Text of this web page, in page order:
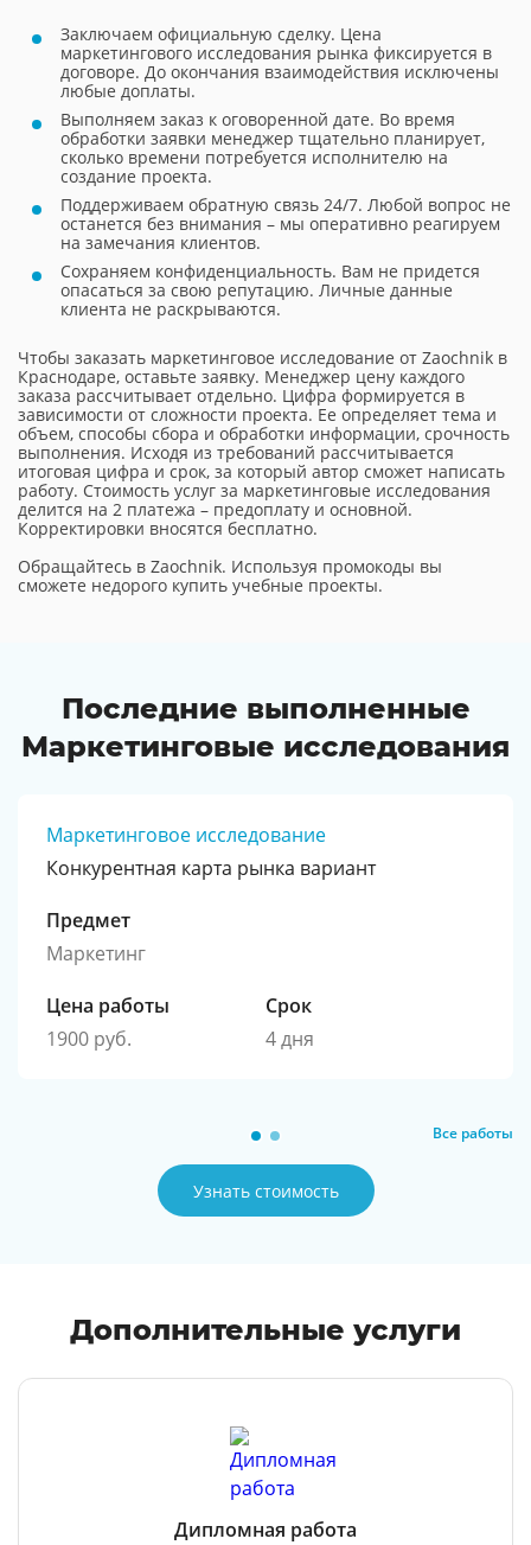
Заключаем официальную сделку. Цена
маркетингового исследования рынка фиксируется в
договоре. До окончания взаимодействия исключены
любые доплаты.
Выполняем заказ к оговоренной дате. Во время
обработки заявки менеджер тщательно планирует,
сколько времени потребуется исполнителю на
создание проекта.
Поддерживаем обратную связь 24/7. Любой вопрос не
останется без внимания – мы оперативно реагируем
на замечания клиентов.
Сохраняем конфиденциальность. Вам не придется
опасаться за свою репутацию. Личные данные
клиента не раскрываются.
Чтобы заказать маркетинговое исследование от Zaochnik в
Краснодаре, оставьте заявку. Менеджер цену каждого
заказа рассчитывает отдельно. Цифра формируется в
зависимости от сложности проекта. Ее определяет тема и
объем, способы сбора и обработки информации, срочность
выполнения. Исходя из требований рассчитывается
итоговая цифра и срок, за который автор сможет написать
работу. Стоимость услуг за маркетинговые исследования
делится на 2 платежа – предоплату и основной.
Корректировки вносятся бесплатно.
Обращайтесь в Zaochnik. Используя промокоды вы
сможете недорого купить учебные проекты.
Последние выполненные
Маркетинговые исследования
Маркетинговое исследование
Конкурентная карта рынка вариант
Предмет
Маркетинг
Цена работы
1900 руб.
Срок
4 дня
Все работы
Узнать стоимость
Дополнительные услуги
Дипломная работа